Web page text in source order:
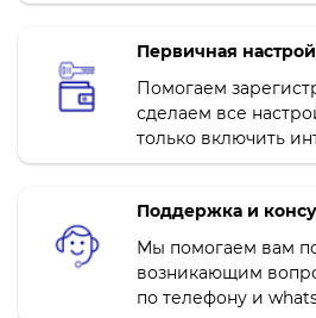
Первичная
Помогаем
сделаем все
только включить
Поддержка и
Мы помогаем вам
возникающим
по телефону и